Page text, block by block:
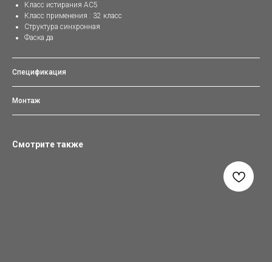
Класс истирания AC5
Класс применения : 32 класс
Структура синхронная
Фаска да
Спецификация
Монтаж
Смотрите также